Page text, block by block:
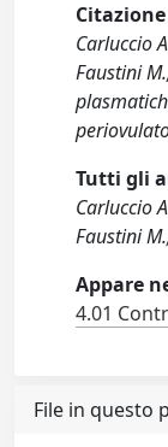
Citazione
Carluccio
Faustini
Tutti gli
Carluccio
Faustini
Appare
4.01
File in questo